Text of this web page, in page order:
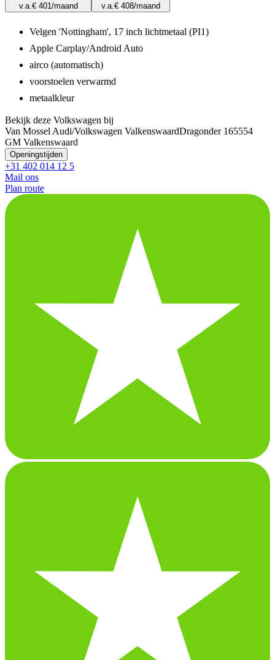
v.a.€ 401/maand
v.a.€ 408/maand
Velgen 'Nottingham', 17 inch lichtmetaal (PI1)
Apple Carplay/Android Auto
airco (automatisch)
voorstoelen verwarmd
metaalkleur
Bekijk deze Volkswagen bij
Van Mossel Audi/Volkswagen ValkenswaardDragonder 165554
GM Valkenswaard
Openingstijden
+31 402 014 12 5
Mail ons
Plan route